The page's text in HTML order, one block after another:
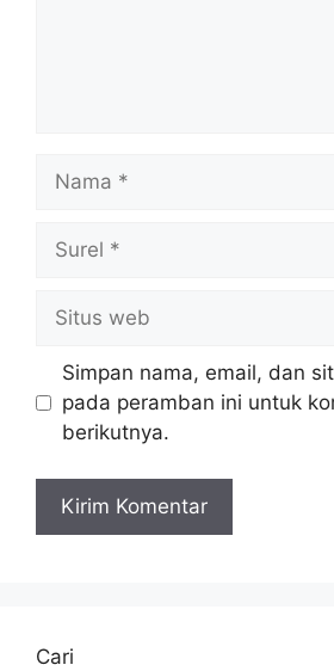
Nama
Surel
Situs
web
Simpan nama, email, dan
pada peramban ini untuk
berikutnya.
Cari